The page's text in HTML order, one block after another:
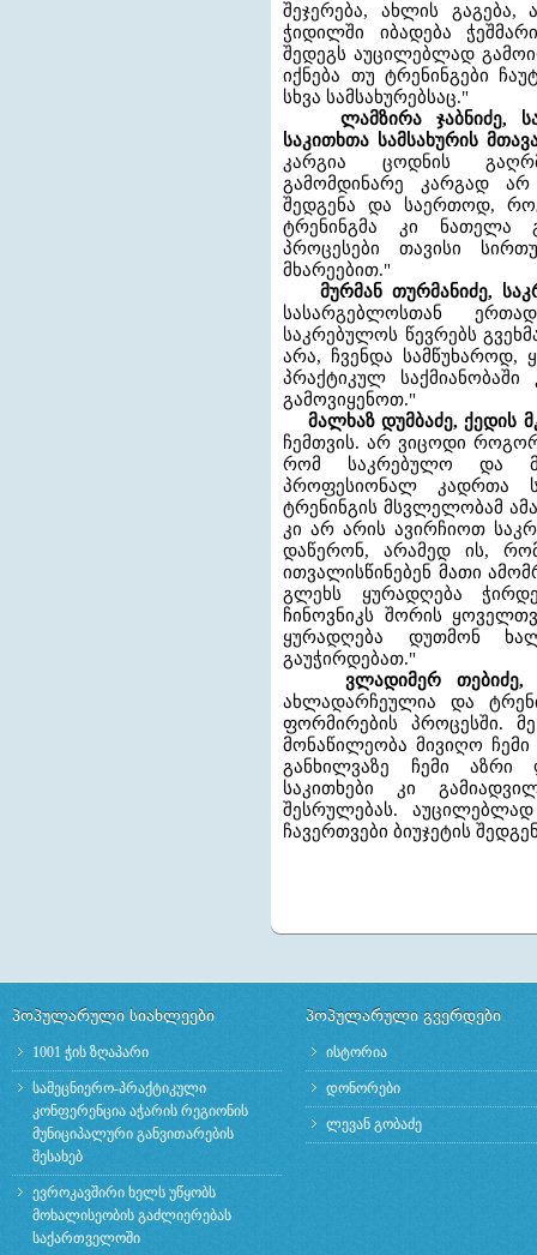
შეჯერება, ახლის
ჭიდილში იბადება
შედეგს აუცილებლად
იქნება თუ ტრენინგები
სხვა სამსახურებსაც."
ლამზირა ჯაბნიძე,
საკითხთა სამსახურის
კარგია ცოდნის
გამომდინარე კარგად
შედგენა და საერთოდ,
ტრენინგმა კი ნათელა
პროცესები თავისი
მხარეებით."
მურმან თურმანიძე,
სასარგებლოსთან
საკრებულოს წევრებს
არა, ჩვენდა სამწუხაროდ,
პრაქტიკულ
გამოვიყენოთ."
მალხაზ დუმბაძე, ქედის
ჩემთვის. არ ვიცოდი
რომ საკრებულო და
პროფესიონალ კადრთა
ტრენინგის მსვლელობამ
კი არ არის ავირჩიოთ
დაწერონ, არამედ ის,
ითვალისწინებენ მათი
გლეხს ყურადღება
ჩინოვნიკს შორის
ყურადღება დუთმონ
გაუჭირდებათ."
ვლადიმერ
ახლადარჩეულია და
ფორმირების პროცესში.
მონაწილეობა მივიღო ჩემი
განხილვაზე ჩემი აზრი
საკითხები კი
შესრულებას.
ჩავერთვები ბიუჯეტის
პოპულარული სიახლეები
1001 ჭის ზღაპარი
სამეცნიერო-პრაქტიკული
კონფერენცია აჭარის რეგიონის
მუნიციპალური განვითარების
შესახებ
ევროკავშირი ხელს უწყობს
მოხალისეობის გაძლიერებას
საქართველოში
პოპულარული გვერდები
ისტორია
დონორები
ლევან გობაძე